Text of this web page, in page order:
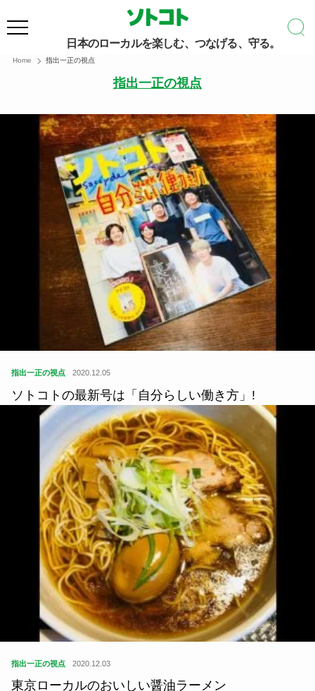
日本のローカルを楽しむ、つなげる、守る。
Home 指出一正の視点
指出一正の視点
指出一正の視点 2020.12.05
ソトコトの最新号は「自分らしい働き方」!
指出一正の視点 2020.12.03
東京ローカルのおいしい醤油ラーメン